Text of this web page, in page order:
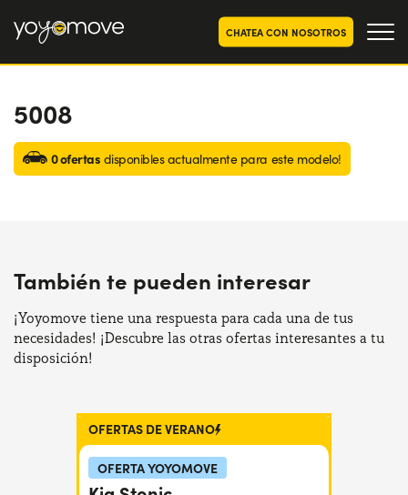
CHATEA CON NOSOTROS
OFERTAS RENTING COCHES
Particulares
Autónomos y Empresas
OFERTAS RENTING
SEGUNDA MANO
Nuestra historia
Trabaja con nosotros
CÓMO FUNCIONA
POR QUÉ CONVIENE
¿Necesitas ayuda?
5008
0 ofertas disponibles actualmente para este modelo!
También te pueden interesar
¡Yoyomove tiene una respuesta para cada una de tus
necesidades! ¡Descubre las otras ofertas interesantes a tu
disposición!
OFERTAS DE VERANO
OFERTA YOYOMOVE